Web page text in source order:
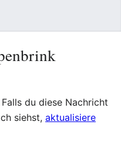
du diese Nachricht
siehst, aktualisiere